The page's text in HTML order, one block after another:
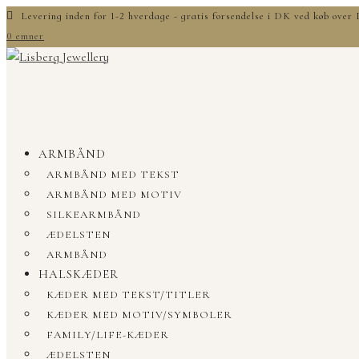
Levering inden for 1-2 hverdage - gratis forsendelse i DK ved køb
0 emner
ARMBÅND
ARMBÅND MED TEKST
ARMBÅND MED MOTIV
SILKEARMBÅND
ÆDELSTEN
ARMBÅND
HALSKÆDER
KÆDER MED TEKST/TITLER
KÆDER MED MOTIV/SYMBOLER
FAMILY/LIFE-KÆDER
ÆDELSTEN